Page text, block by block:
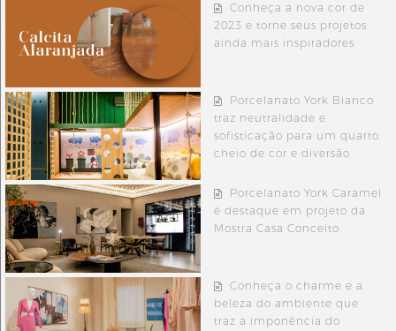
Conheça a nova cor de
2023 e torne seus projetos
ainda mais inspiradores
Porcelanato York Bianco
traz neutralidade e
sofisticação para um quarto
cheio de cor e diversão
Porcelanato York Caramel
é destaque em projeto da
Mostra Casa Conceito
Conheça o charme e a
beleza do ambiente que
traz a imponência do